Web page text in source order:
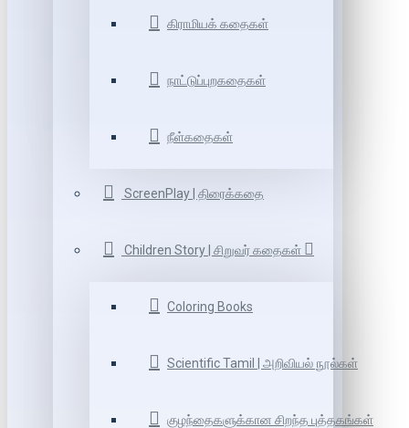
கிராமியக் கதைகள்
நாட்டுப்புறகதைகள்
நீள்கதைகள்
ScreenPlay | திரைக்கதை
Children Story | சிறுவர் கதைகள்
Coloring Books
Scientific Tamil | அறிவியல் நூல்கள்
குழந்தைகளுக்கான சிறந்த புத்தகங்கள்